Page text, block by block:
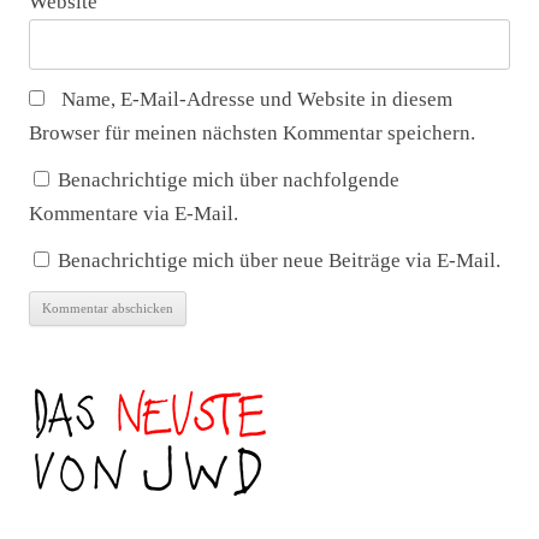
Name, E-Mail-Adresse und Website in diesem
Browser für meinen nächsten Kommentar speichern.
Benachrichtige mich über nachfolgende
Kommentare via E-Mail.
Benachrichtige mich über neue Beiträge via E-Mail.